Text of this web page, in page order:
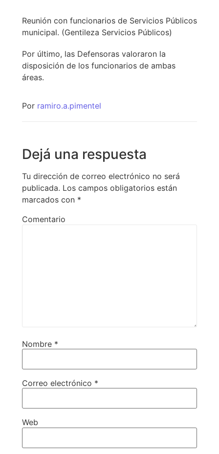
Reunión con funcionarios de Servicios Públicos
municipal. (Gentileza Servicios Públicos)
Por último, las Defensoras valoraron la
disposición de los funcionarios de ambas
áreas.
Por ramiro.a.pimentel
Dejá una respuesta
Tu dirección de correo electrónico no será
publicada. Los campos obligatorios están
marcados con *
Comentario
Nombre *
Correo electrónico *
Web